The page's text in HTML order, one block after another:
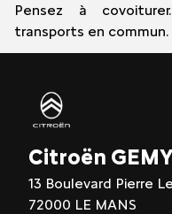
Pensez à
transports en
Citroën
13 Boulevard Pierre
72000 LE MANS